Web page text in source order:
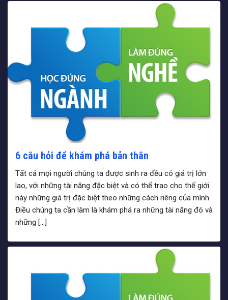
6 câu hỏi để khám phá bản thân
Tất cả mọi người chúng ta được sinh ra đều có giá trị lớn
lao, với những tài năng đặc biệt và có thể trao cho thế giới
này những giá trị đặc biệt theo những cách riêng của mình.
Điều chúng ta cần làm là khám phá ra những tài năng đó và
những […]